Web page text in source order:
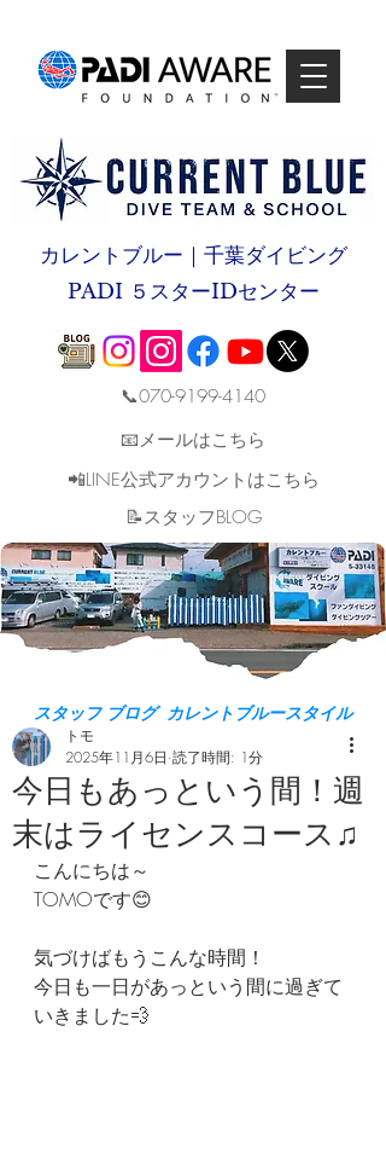
カレントブルー｜千葉ダイビング
PADI ５スターIDセンター
📞070-9199-4140
📧メールはこちら
📲LINE公式アカウントはこちら
​📝スタッフBLOG
スタッフ ブログ カレントブルースタイル
今日もあっという間！週
末はライセンスコース♫
トモ
2025年11月6日 読了時間: 1分
こんにちは～
TOMOです😊
気づけばもうこんな時間！
今日も一日があっという間に過ぎて
いきました💨